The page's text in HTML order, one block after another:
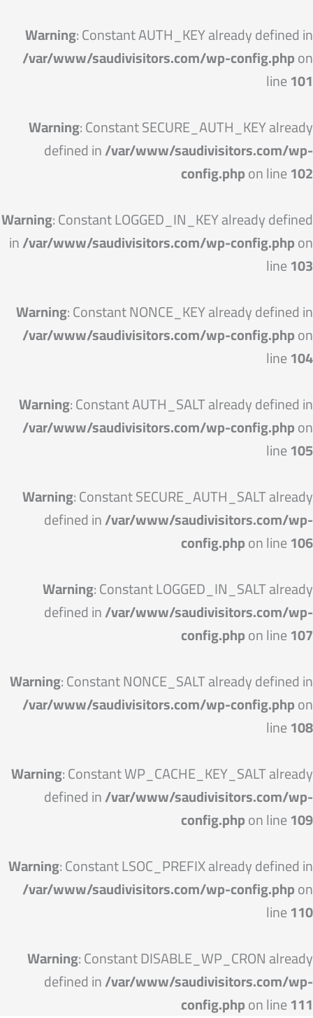
Warning: Constant AUTH_KEY already defined in
/var/www/saudivisitors.com/wp-config.phpon
line101
Warning: Constant SECURE_AUTH_KEY already
defined in/var/www/saudivisitors.com/wp-
config.phpon line102
Warning: Constant LOGGED_IN_KEY already defined
in/var/www/saudivisitors.com/wp-config.phpon
line103
Warning: Constant NONCE_KEY already defined in
/var/www/saudivisitors.com/wp-config.phpon
line104
Warning: Constant AUTH_SALT already defined in
/var/www/saudivisitors.com/wp-config.phpon
line105
Warning: Constant SECURE_AUTH_SALT already
defined in/var/www/saudivisitors.com/wp-
config.phpon line106
Warning: Constant LOGGED_IN_SALT already
defined in/var/www/saudivisitors.com/wp-
config.phpon line107
Warning: Constant NONCE_SALT already defined in
/var/www/saudivisitors.com/wp-config.phpon
line108
Warning: Constant WP_CACHE_KEY_SALT already
defined in/var/www/saudivisitors.com/wp-
config.phpon line109
Warning: Constant LSOC_PREFIX already defined in
/var/www/saudivisitors.com/wp-config.phpon
line110
Warning: Constant DISABLE_WP_CRON already
defined in/var/www/saudivisitors.com/wp-
config.phpon line111
إلى
المحتوى